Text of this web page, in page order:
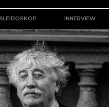
INNERVIEW